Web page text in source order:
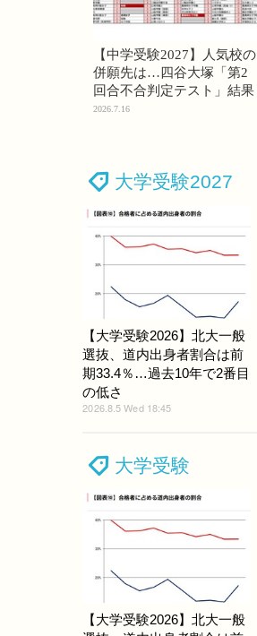
【中学受験2027】人気校の
併願先は…四谷大塚「第2
回合不合判定テスト」結果
2026.7.16
大学受験2027
【大学受験2026】北大一般
選抜、道内出身者割合は前
期33.4％…過去10年で2番目
の低さ
2026.8.5 Wed 18:45
大学受験
【大学受験2026】北大一般